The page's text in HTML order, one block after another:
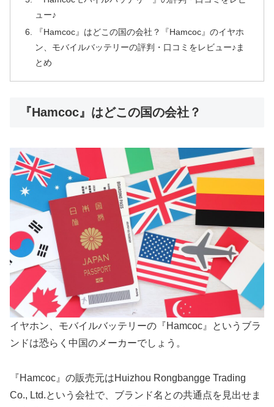
ュー♪
『Hamcoc』はどこの国の会社？『Hamcoc』のイヤホ
ン、モバイルバッテリーの評判・口コミをレビュー♪ま
とめ
『Hamcoc』はどこの国の会社？
イヤホン、モバイルバッテリーの『Hamcoc』というブラ
ンドは恐らく中国のメーカーでしょう。
『Hamcoc』の販売元はHuizhou Rongbangge Trading
Co., Ltd.という会社で、ブランド名との共通点を見出せま